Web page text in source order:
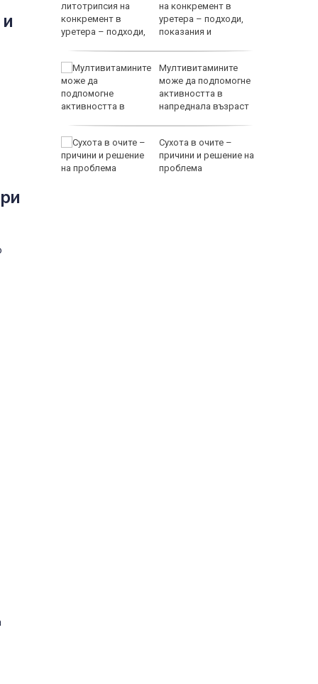
на конкремент в
уретера – подходи,
показания и
Мултивитамините
може да подпомогне
активността в
напреднала възраст
Сухота в очите –
причини и решение на
проблема